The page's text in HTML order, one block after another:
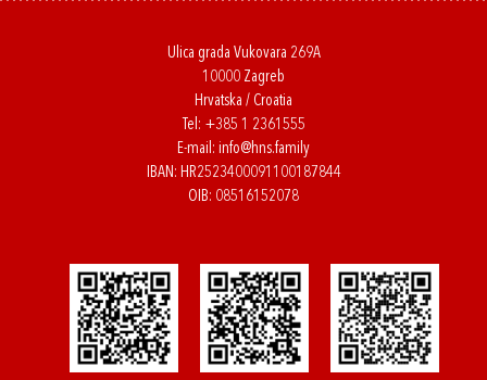
Ulica grada Vukovara 269A
10000 Zagreb
Hrvatska / Croatia
Tel: +385 1 2361555
E-mail: info@hns.family
IBAN: HR2523400091100187844
OIB: 08516152078